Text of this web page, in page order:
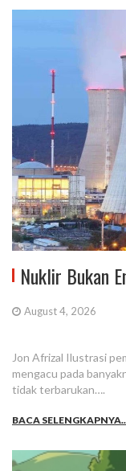
Nuklir Bukan
August 4, 2026
Jon Afrizal Ilustrasi
mengacu pada
tidak terbarukan….
BACA